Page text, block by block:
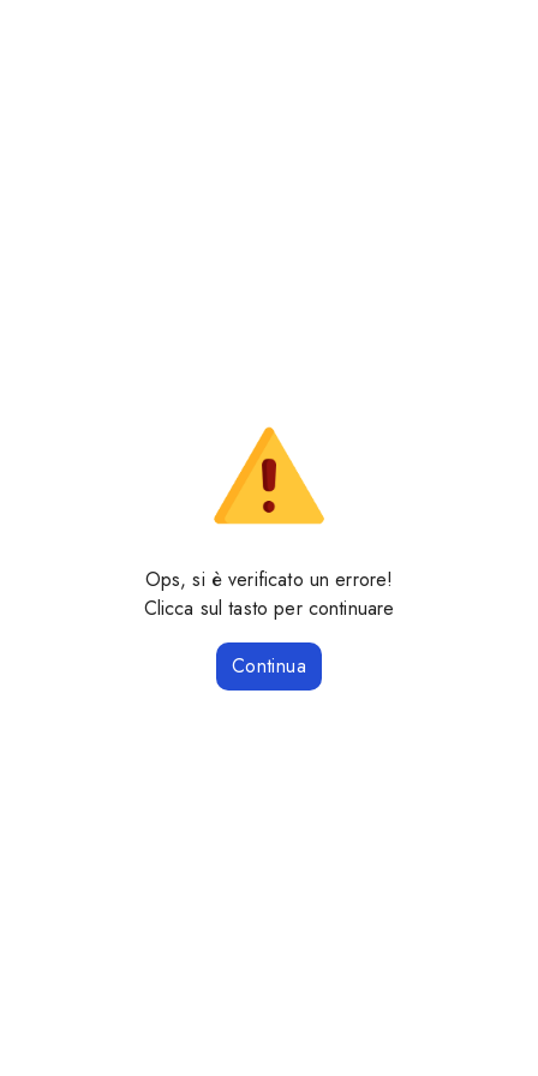
Ops, si è verificato un errore!
Clicca sul tasto per continuare
Continua